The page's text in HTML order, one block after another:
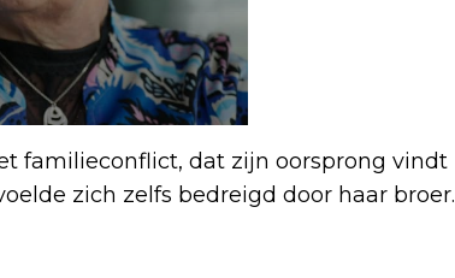
familieconflict, dat zijn oorsprong vindt
zich zelfs bedreigd door haar broer.